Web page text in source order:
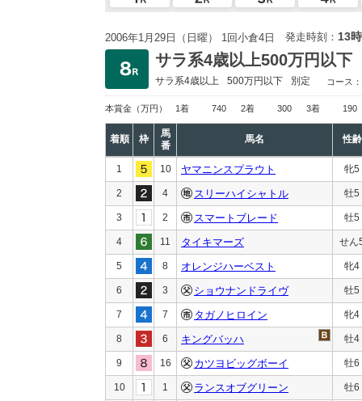
2006年1月29日（日曜） 1回小倉4日 発走時刻： 13
サラ系4歳以上500万円以下
サラ系4歳以上 500万円以下 別定 コース：
本賞金 （万円） 1着 740 2着 300 3着 190
着順 枠
馬
番
馬名 性齢
1 10 ヤマニンスプラウト 牝5
2 4 スリーハイシャトル 牡5
3 2 スマートブレード 牡5
4 11 タイキマーズ せん
5 8 オレンジハーベスト 牝4
6 3 ショウナンドライヴ 牡5
7 7 タガノヒロイン 牝4
8 6 キングバッハ 牡4
9 16 カツヨビッグボーイ 牡6
10 1 ランスオブグリーン 牡6